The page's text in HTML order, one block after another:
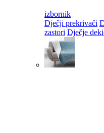
izbornik
Dječji prekrivači
zastori Dječje